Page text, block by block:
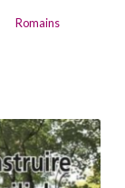
Romains